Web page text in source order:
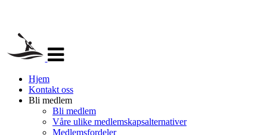
navigasjon
Hjem
Kontakt oss
Bli medlem
Bli medlem
Våre ulike medlemskapsalternativer
Medlemsfordeler